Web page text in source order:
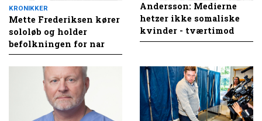
KRONIKKER
Mette Frederiksen kører
sololøb og holder
befolkningen for nar
Andersson: Medierne
hetzer ikke somaliske
kvinder - tværtimod